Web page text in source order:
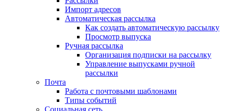
Импорт адресов
Автоматическая рассылка
Как создать автоматическую рассылку
Просмотр выпуска
Ручная рассылка
Организация подписки на рассылку
Управление выпусками ручной
рассылки
Почта
Работа с почтовыми шаблонами
Типы событий
Социальная сеть